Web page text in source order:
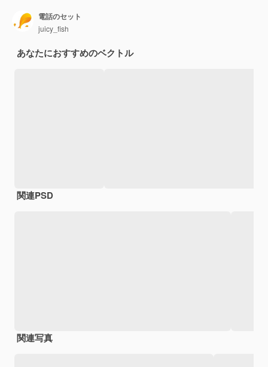
電話のセット
juicy_fish
あなたにおすすめのベクトル
関連PSD
関連写真